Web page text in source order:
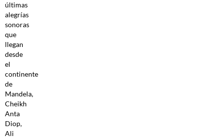
últimas
alegrías
sonoras
que
llegan
desde
el
continente
de
Mandela,
Cheikh
Anta
Diop,
Ali